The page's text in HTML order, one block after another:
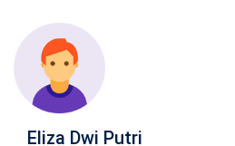
Eliza Dwi Putri